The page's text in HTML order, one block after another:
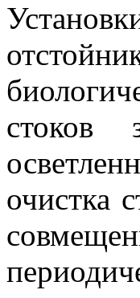
стоков
очистка